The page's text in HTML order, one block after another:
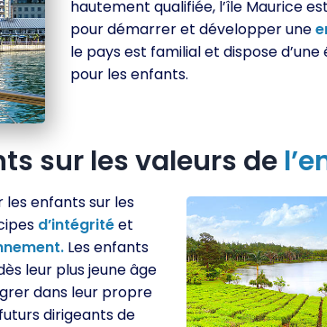
hautement qualifiée, l’île Maurice
pour démarrer et développer une
le pays est familial et dispose
pour les enfants.
sur les valeurs de
les enfants sur les
d’intégritéet
Les enfants
leur plus jeune âge
dans leur propre
dirigeants de